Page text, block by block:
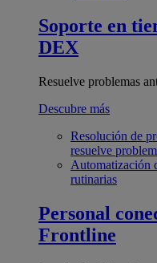
Soporte en
DEX
Resuelve problemas
Descubre más
Resolución de
resuelve
Automatización
rutinarias
Personal
Frontline